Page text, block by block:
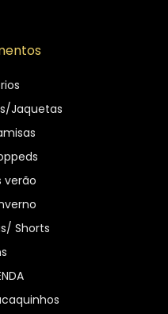
Jaquetas
verão
Shorts